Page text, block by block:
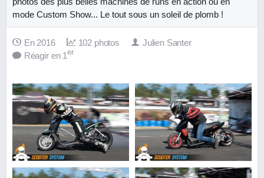
mode Custom Show... Le tout sous un soleil de plomb !
En 2016 102 photos
Julien Santer
Réagir en 1er